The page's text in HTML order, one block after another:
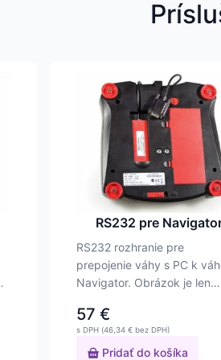
RS232 pre
RS232 rozhranie pre
prepojenie váhy s PC k
Navigator. Obrázok je len
57 €
s DPH (46,34 € bez DPH)
Pridať do košíka